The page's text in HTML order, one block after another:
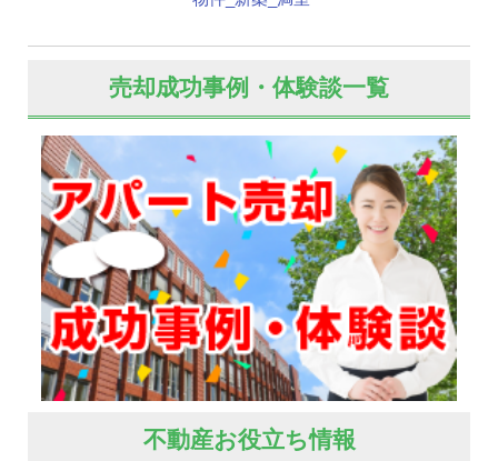
売却成功事例・体験談一覧
不動産お役立ち情報